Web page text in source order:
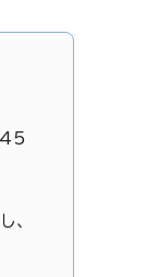
45
、